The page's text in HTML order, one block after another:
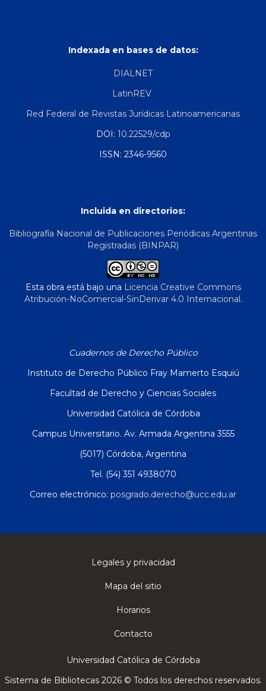
Indexada en bases de datos:
DIALNET
LatinREV
Red Federal de Revistas Jurídicas Latinoamericanas
DOI: 10.22529/cdp
ISSN: 2346-9560
Incluida en directorios:
Bibliografía Nacional de Publicaciones Periódicas Argentinas
Registradas (BINPAR)
Esta obra está bajo una Licencia Creative Commons
Atribución-NoComercial-SinDerivar 4.0 Internacional.
Cuadernos de Derecho Público
Instituto de Derecho Público Fray Mamerto Esquiú
Facultad de Derecho y Ciencias Sociales
Universidad Católica de Córdoba
Campus Universitario. Av. Armada Argentina 3555
(5017) Córdoba, Argentina
Tel. (54) 351 4938070
Correo electrónico: posgrado.derecho@ucc.edu.ar
Legales y privacidad
Mapa del sitio
Horarios
Contacto
Universidad Católica de Córdoba
Sistema de Bibliotecas 2026 © Todos los derechos reservados.